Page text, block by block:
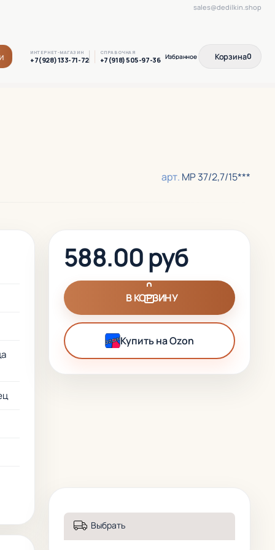
sales@dedilkin.shop
ИНТЕРНЕТ-МАГАЗИН
+7(928) 133-71-72
СПРАВОЧНАЯ
+7(918) 505-97-36 Корзина0
арт. МР 37/2,7/15***
588.00 руб
В КОРЗИНУ
Купить на Ozon
Выбрать